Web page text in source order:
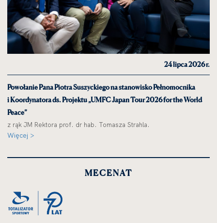
24 lipca 2026 r.
Powołanie Pana Piotra Suszyckiego na stanowisko Pełnomocnika
i Koordynatora ds. Projektu „UMFC Japan Tour 2026 for the World
Peace”
z rąk JM Rektora prof. dr hab. Tomasza Strahla.
Więcej >
MECENAT